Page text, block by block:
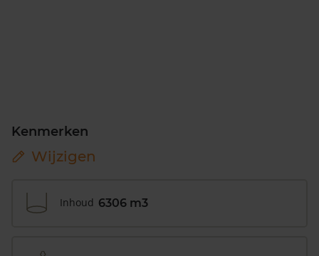
Kenmerken
Wijzigen
Inhoud 6306 m3